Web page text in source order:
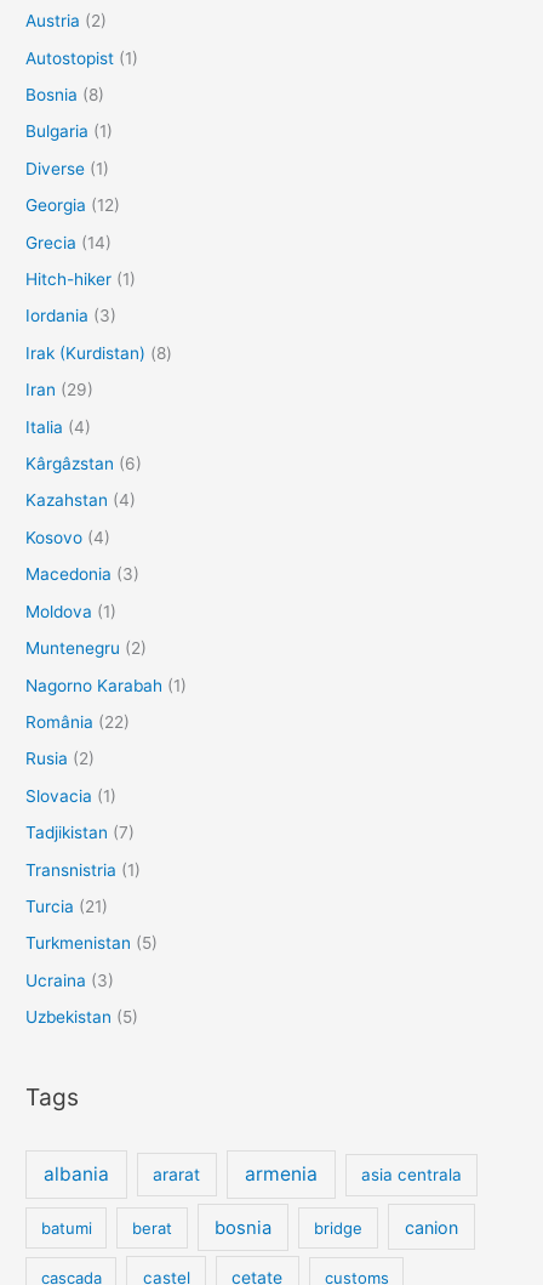
Austria (2)
Autostopist (1)
Bosnia (8)
Bulgaria (1)
Diverse (1)
Georgia (12)
Grecia (14)
Hitch-hiker (1)
Iordania (3)
Irak (Kurdistan) (8)
Iran (29)
Italia (4)
Kârgâzstan (6)
Kazahstan (4)
Kosovo (4)
Macedonia (3)
Moldova (1)
Muntenegru (2)
Nagorno Karabah (1)
România (22)
Rusia (2)
Slovacia (1)
Tadjikistan (7)
Transnistria (1)
Turcia (21)
Turkmenistan (5)
Ucraina (3)
Uzbekistan (5)
Tags
albania ararat armenia asia centrala
batumi berat bosnia bridge canion
cascada castel cetate customs